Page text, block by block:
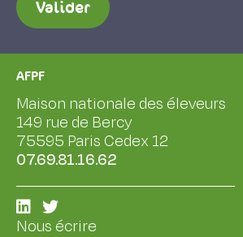
Valider
AFPF
Maison nationale des éleveurs
149 rue de Bercy
75595 Paris Cedex 12
07.69.81.16.62
Nous écrire